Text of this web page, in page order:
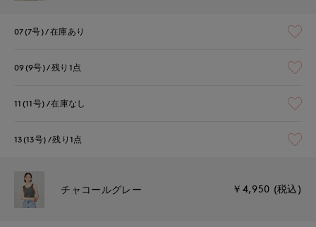
07(7号) 在庫あり
09(9号) 残り1点
11(11号) 在庫なし
13(13号) 残り1点
チャコールグレー ￥4,950 (税込)